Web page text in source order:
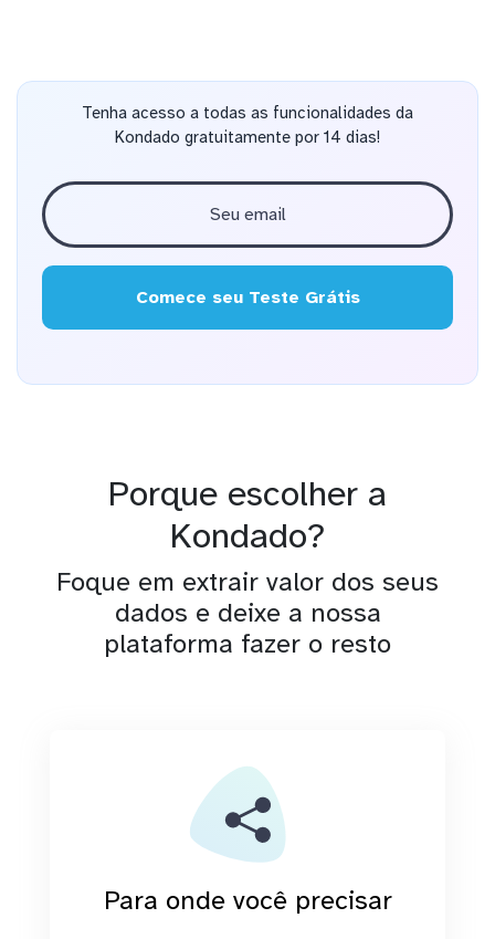
Tenha acesso a todas as funcionalidades da
Kondado gratuitamente por 14 dias!
Comece seu Teste Grátis
Porque escolher a
Kondado?
Foque em extrair valor dos seus
dados e deixe a nossa
plataforma fazer o resto
Para onde você precisar